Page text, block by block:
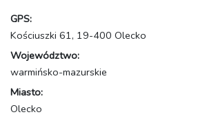
GPS:
Kościuszki 61, 19-400 Olecko
Województwo:
warmińsko-mazurskie
Miasto:
Olecko